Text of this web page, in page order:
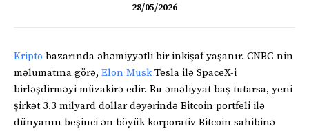
28/05/2026
Kripto bazarında əhəmiyyətli bir inkişaf yaşanır. CNBC-nin
məlumatına görə, Elon MuskTesla ilə SpaceX-i
birləşdirməyi müzakirə edir. Bu əməliyyat baş tutarsa, yeni
şirkət 3.3 milyard dollar dəyərində Bitcoin portfeli ilə
dünyanın beşinci ən böyük korporativ Bitcoin sahibinə